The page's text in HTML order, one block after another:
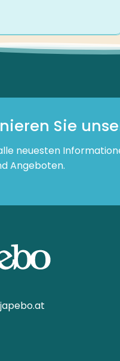
Sie
neuesten
Angeboten.